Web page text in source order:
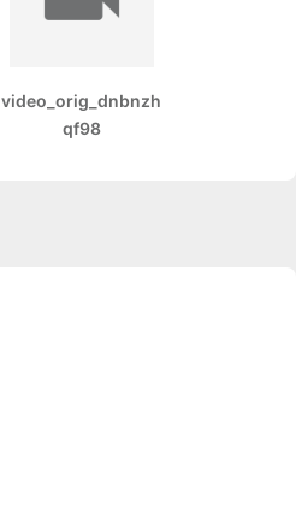
video_orig_dnbnzh
qf98